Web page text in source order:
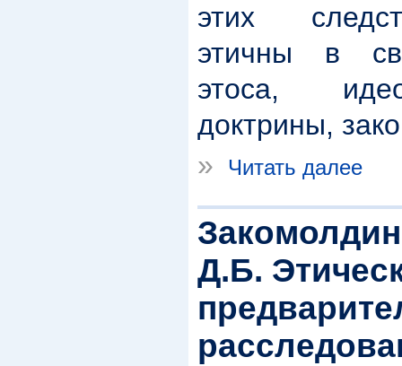
этих
этичны в
этоса,
доктрины,
»
Читать далее
Д.Б.